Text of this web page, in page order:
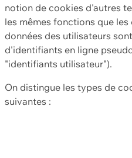
notion de cookies d'autres
les mêmes fonctions que
données des utilisateurs
d'identifiants en ligne
"identifiants utilisateur").
On distingue les types de
suivantes :